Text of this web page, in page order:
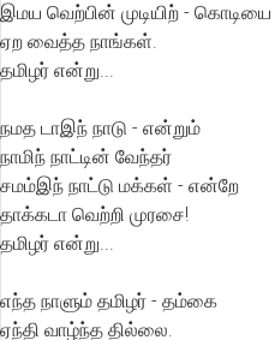
இமய வெற்பின் முடியிற் - கொடியை
ஏற வைத்த நாங்கள்.
தமிழர் என்று...
நமத டாஇந் நாடு - என்றும்
நாமிந் நாட்டின் வேந்தர்
சமம்இந் நாட்டு மக்கள் - என்றே
தாக்கடா வெற்றி முரசை!
தமிழர் என்று...
எந்த நாளும் தமிழர் - தம்கை
ஏந்தி வாழ்ந்த தில்லை.